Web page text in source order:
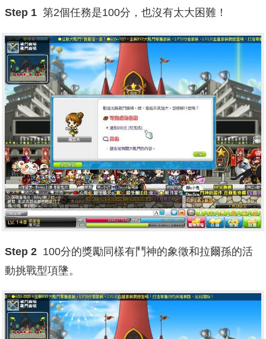
Step 1 第2個任務是100分，也沒有太大困難！
Step 2 100分的獎勵同樣有鬥神的象徵和拉爾孫的活
動挑戰型項墬。